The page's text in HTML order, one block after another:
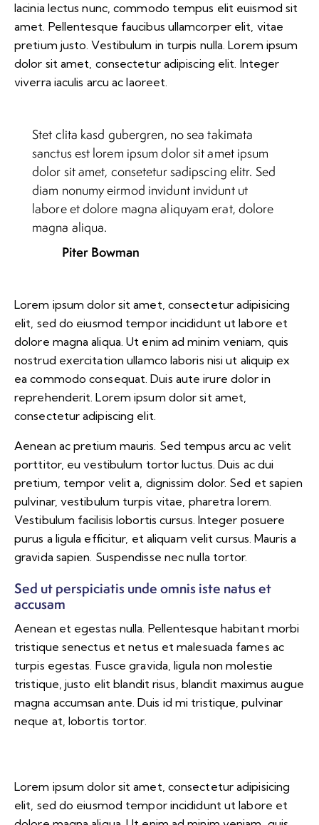
lacinia lectus nunc, commodo tempus elit euismod sit
amet. Pellentesque faucibus ullamcorper elit, vitae
pretium justo. Vestibulum in turpis nulla. Lorem ipsum
dolor sit amet, consectetur adipiscing elit. Integer
viverra iaculis arcu ac laoreet.
Stet clita kasd gubergren, no sea takimata
sanctus est lorem ipsum dolor sit amet ipsum
dolor sit amet, consetetur sadipscing elitr. Sed
diam nonumy eirmod invidunt invidunt ut
labore et dolore magna aliquyam erat, dolore
magna aliqua.
Piter Bowman
Lorem ipsum dolor sit amet, consectetur adipisicing
elit, sed do eiusmod tempor incididunt ut labore et
dolore magna aliqua. Ut enim ad minim veniam, quis
nostrud exercitation ullamco laboris nisi ut aliquip ex
ea commodo consequat. Duis aute irure dolor in
reprehenderit. Lorem ipsum dolor sit amet,
consectetur adipiscing elit.
Aenean ac pretium mauris. Sed tempus arcu ac velit
porttitor, eu vestibulum tortor luctus. Duis ac dui
pretium, tempor velit a, dignissim dolor. Sed et sapien
pulvinar, vestibulum turpis vitae, pharetra lorem.
Vestibulum facilisis lobortis cursus. Integer posuere
purus a ligula efficitur, et aliquam velit cursus. Mauris a
gravida sapien. Suspendisse nec nulla tortor.
Sed ut perspiciatis unde omnis iste natus et
accusam
Aenean et egestas nulla. Pellentesque habitant morbi
tristique senectus et netus et malesuada fames ac
turpis egestas. Fusce gravida, ligula non molestie
tristique, justo elit blandit risus, blandit maximus augue
magna accumsan ante. Duis id mi tristique, pulvinar
neque at, lobortis tortor.
Lorem ipsum dolor sit amet, consectetur adipisicing
elit, sed do eiusmod tempor incididunt ut labore et